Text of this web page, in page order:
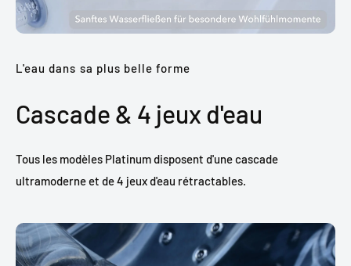
L'eau dans sa plus belle forme
Cascade & 4 jeux d'eau
Tous les modèles Platinum disposent d'une cascade
ultramoderne et de 4 jeux d'eau rétractables.